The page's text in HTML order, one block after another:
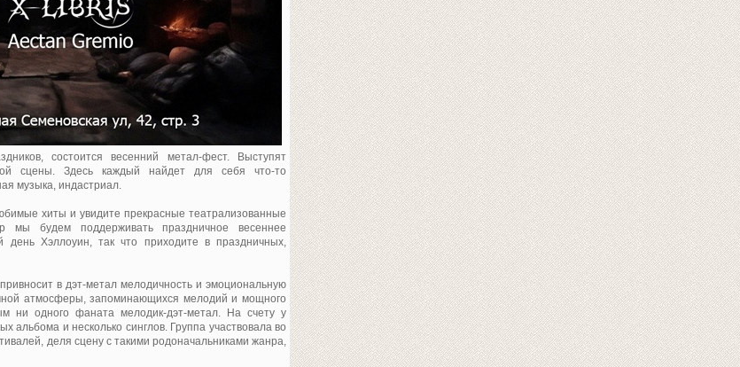
состоится весенний метал-фест. Выступят
сцены. Здесь каждый найдет для себя что-то
музыка, индастриал.
хиты и увидите прекрасные театрализованные
мы будем поддерживать праздничное весеннее
Хэллоуин, так что приходите в праздничных,
в дэт-метал мелодичность и эмоциональную
атмосферы, запоминающихся мелодий и мощного
ни одного фаната мелодик-дэт-метал. На счету у
и несколько синглов. Группа участвовала во
деля сцену с такими родоначальниками жанра,